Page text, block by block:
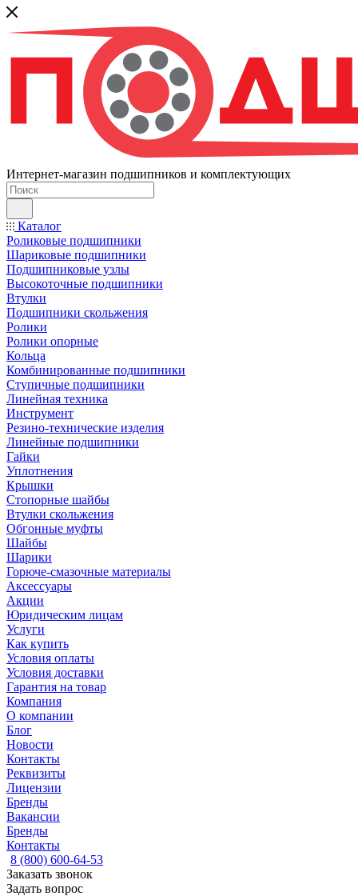
Интернет-магазин подшипников и комплектующих
Каталог
Роликовые подшипники
Шариковые подшипники
Подшипниковые узлы
Высокоточные подшипники
Втулки
Подшипники скольжения
Ролики
Ролики опорные
Кольца
Комбинированные подшипники
Ступичные подшипники
Линейная техника
Инструмент
Резино-технические изделия
Линейные подшипники
Гайки
Уплотнения
Крышки
Стопорные шайбы
Втулки скольжения
Обгонные муфты
Шайбы
Шарики
Горюче-смазочные материалы
Аксессуары
Акции
Юридическим лицам
Услуги
Как купить
Условия оплаты
Условия доставки
Гарантия на товар
Компания
О компании
Блог
Новости
Контакты
Реквизиты
Лицензии
Бренды
Вакансии
Бренды
Контакты
8 (800) 600-64-53
Заказать звонок
Задать вопрос